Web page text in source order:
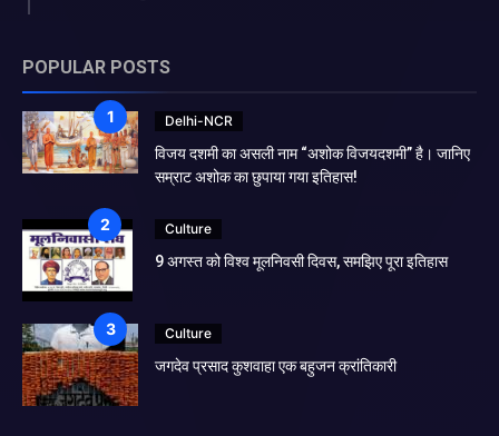
POPULAR POSTS
Delhi-NCR
विजय दशमी का असली नाम “अशोक विजयदशमी” है। जानिए
सम्राट अशोक का छुपाया गया इतिहास!
Culture
9 अगस्त को विश्व मूलनिवसी दिवस, समझिए पूरा इतिहास
Culture
जगदेव प्रसाद कुशवाहा एक बहुजन क्रांतिकारी